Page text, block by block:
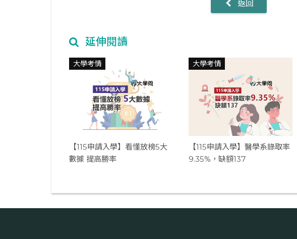
返回
延伸閱讀
大學考情
【115申請入學】看懂放榜5大
數據 提高勝率
大學考情
【115申請入學】醫學系錄取率
9.35%，缺額137